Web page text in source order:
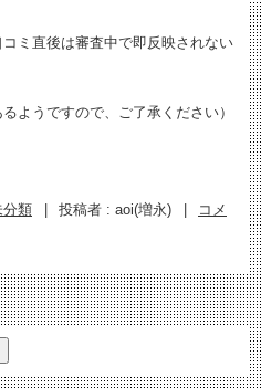
コミ直後は審査中で即反映されない
ようですので、ご了承ください）
分類 投稿者 : aoi(増永)
コメ